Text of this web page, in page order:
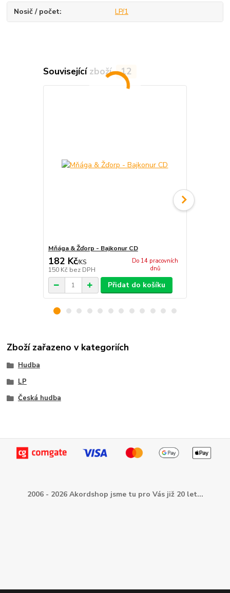
Nosič / počet LP/1
Související zboží 12
Mňága & Žďorp - Bajkonur CD
182 Kč/KS
150 Kč bez DPH
Do 14 pracovních
dnů
Přidat do košíku
Zboží zařazeno v kategoriích
Hudba
LP
Česká hudba
2006 - 2026 Akordshop jsme tu pro Vás již 20 let...